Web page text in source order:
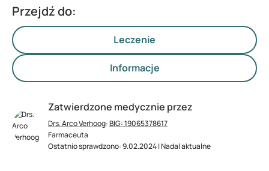
Przejdź do:
Leczenie
Informacje
Zatwierdzone medycznie przez
Drs. Arco Verhoog:BIG: 19065378617
Farmaceuta
Ostatnio sprawdzono: 9.02.2024 | Nadal aktualne